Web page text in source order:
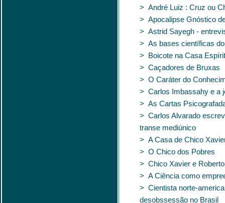
> André Luiz : Cruz ou
> Apocalipse Gnóstico
> Astrid Sayegh -
> As bases científicas
> Boicote na Casa
> Caçadores de Bruxas
> O Caráter do
> Carlos Imbassahy e a
> As Cartas
> Carlos Alvarado
transe mediúnico
> A Casa de Chico
> O Chico dos Pobres
> Chico Xavier e
> A Ciência como
> Cientista norte-
desobssessão no Brasil